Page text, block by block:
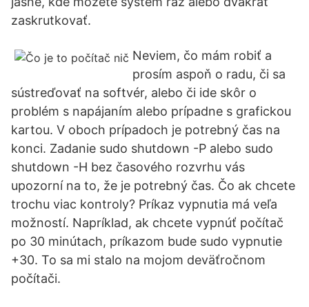
zaskrutkovať.
Neviem, čo mám robiť a
prosím aspoň o radu, či sa
sústreďovať na softvér, alebo či ide skôr o
problém s napájaním alebo prípadne s grafickou
kartou. V oboch prípadoch je potrebný čas na
konci. Zadanie sudo shutdown -P alebo sudo
shutdown -H bez časového rozvrhu vás
upozorní na to, že je potrebný čas. Čo ak chcete
trochu viac kontroly? Príkaz vypnutia má veľa
možností. Napríklad, ak chcete vypnúť počítač
po 30 minútach, príkazom bude sudo vypnutie
+30. To sa mi stalo na mojom deväťročnom
počítači.